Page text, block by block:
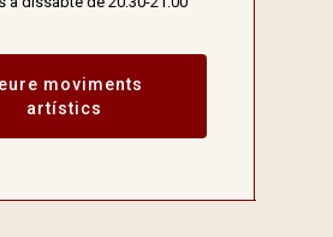
moviments
artístics